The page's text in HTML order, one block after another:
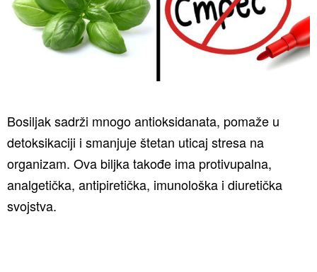
Bosiljak sadrži mnogo antioksidanata, pomaže u
detoksikaciji i smanjuje štetan uticaj stresa na
organizam. Ova biljka takođe ima protivupalna,
analgetička, antipiretička, imunološka i diuretička
svojstva.